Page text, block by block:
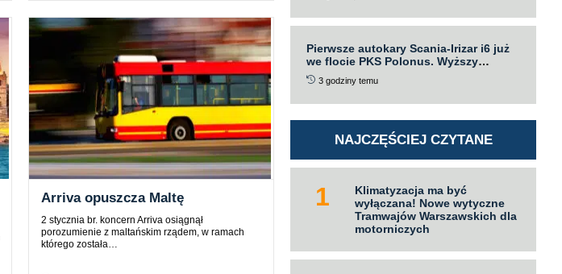
Arriva opuszcza Maltę
2 stycznia br. koncern Arriva osiągnął
porozumienie z maltańskim rządem, w ramach
którego została…
Pierwsze autokary Scania-Irizar i6 już
we flocie PKS Polonus. Wyższy
poziom komfortu
3 godziny temu
NAJCZĘŚCIEJ CZYTANE
Klimatyzacja ma być
wyłączana! Nowe wytyczne
Tramwajów Warszawskich dla
motorniczych